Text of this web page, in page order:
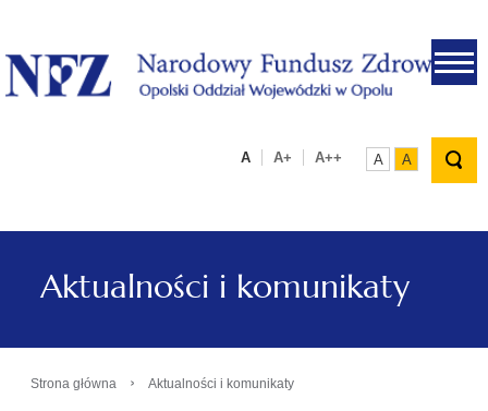
.
A A+ A++ A A
Aktualności i komunikaty
Strona główna › Aktualności i komunikaty